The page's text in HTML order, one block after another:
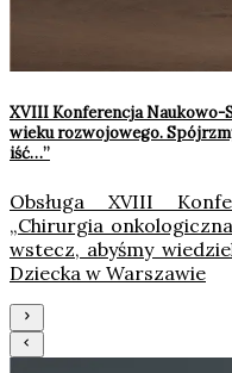
XVIII Konferencja Naukowo-
wieku rozwojowego.
iść…”
Obsługa XVIII
„Chirurgia
wstecz, abyśmy
Dziecka w Warszawie